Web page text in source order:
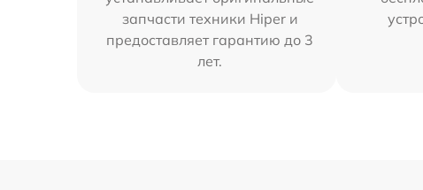
запчасти техники Hiper и
предоставляет гарантию до 3
лет.